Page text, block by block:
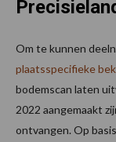
Om te kunnen
plaatsspecifieke
bodemscan laten
2022 aangemaakt
ontvangen. Op